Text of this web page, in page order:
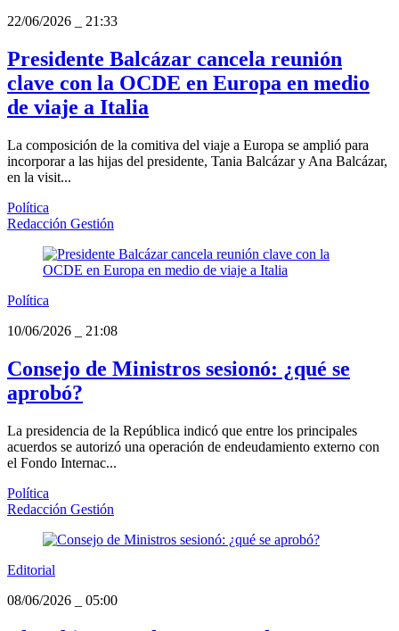
22/06/2026
21:33
Presidente Balcázar cancela reunión
clave con la OCDE en Europa en medio
de viaje a Italia
La composición de la comitiva del viaje a Europa se amplió para
incorporar a las hijas del presidente, Tania Balcázar y Ana Balcázar,
en la visit...
Política
Redacción Gestión
Política
10/06/2026
21:08
Consejo de Ministros sesionó: ¿qué se
aprobó?
La presidencia de la República indicó que entre los principales
acuerdos se autorizó una operación de endeudamiento externo con
el Fondo Internac...
Política
Redacción Gestión
Editorial
08/06/2026
05:00